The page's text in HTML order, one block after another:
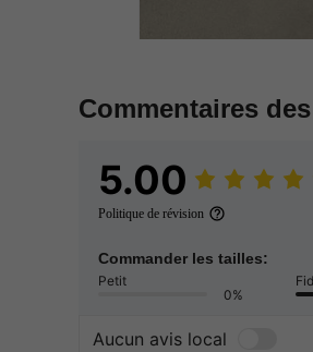
Commentaires
5.00
Politique de révision
Commander les tailles:
Petit
0%
Aucun avis local